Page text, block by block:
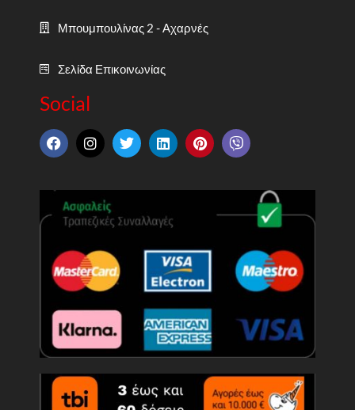
Μπουμπουλίνας 2 - Αχαρνές
Σελίδα Επικοινωνίας
Social